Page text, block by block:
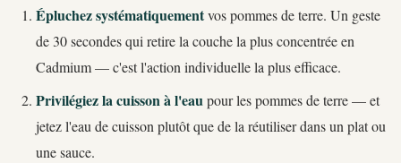
Épluchez systématiquementvos pommes de terre. Un geste
de 30 secondes qui retire la couche la plus concentrée en
Cadmium — c'est l'action individuelle la plus efficace.
Privilégiez la cuisson à l'eaupour les pommes de terre — et
jetez l'eau de cuisson plutôt que de la réutiliser dans un plat ou
une sauce.